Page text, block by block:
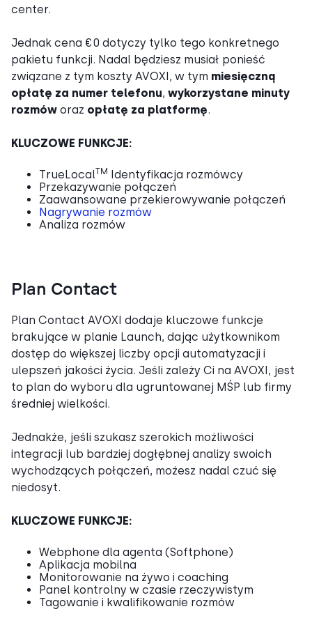
center.
Jednak cena €0 dotyczy tylko tego konkretnego
pakietu funkcji. Nadal będziesz musiał ponieść
związane z tym koszty AVOXI, w tym miesięczną
opłatę za numer telefonu, wykorzystane minuty
rozmów oraz opłatę za platformę.
KLUCZOWE FUNKCJE:
TrueLocalTM Identyfikacja rozmówcy
Przekazywanie połączeń
Zaawansowane przekierowywanie połączeń
Nagrywanie rozmów
Analiza rozmów
Plan Contact
Plan Contact AVOXI dodaje kluczowe funkcje
brakujące w planie Launch, dając użytkownikom
dostęp do większej liczby opcji automatyzacji i
ulepszeń jakości życia. Jeśli zależy Ci na AVOXI, jest
to plan do wyboru dla ugruntowanej MŚP lub firmy
średniej wielkości.
Jednakże, jeśli szukasz szerokich możliwości
integracji lub bardziej dogłębnej analizy swoich
wychodzących połączeń, możesz nadal czuć się
niedosyt.
KLUCZOWE FUNKCJE:
Webphone dla agenta (Softphone)
Aplikacja mobilna
Monitorowanie na żywo i coaching
Panel kontrolny w czasie rzeczywistym
Tagowanie i kwalifikowanie rozmów